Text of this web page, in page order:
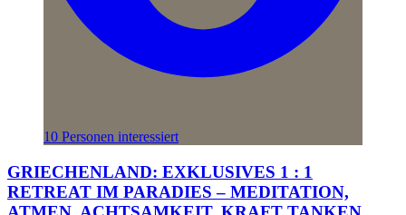
10 Personen interessiert
GRIECHENLAND: EXKLUSIVES 1 : 1
RETREAT IM PARADIES – MEDITATION,